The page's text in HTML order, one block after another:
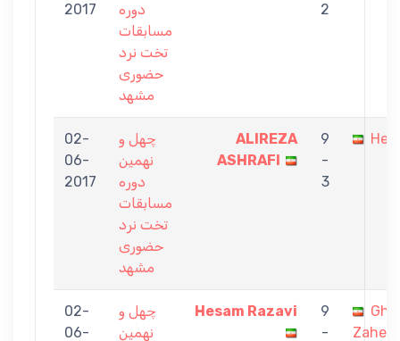
2017
دوره
مسابقات
تخت نرد
حضوری
مشهد
2
02-
06-
2017
چهل و
نهمین
دوره
مسابقات
تخت نرد
حضوری
مشهد
ALIREZA
ASHRAFI
9
-
3
02-
06-
چهل و
نهمین
Hesam Razavi
9
-
Zahedi